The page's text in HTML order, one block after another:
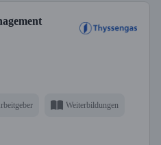
Weiterbildungen